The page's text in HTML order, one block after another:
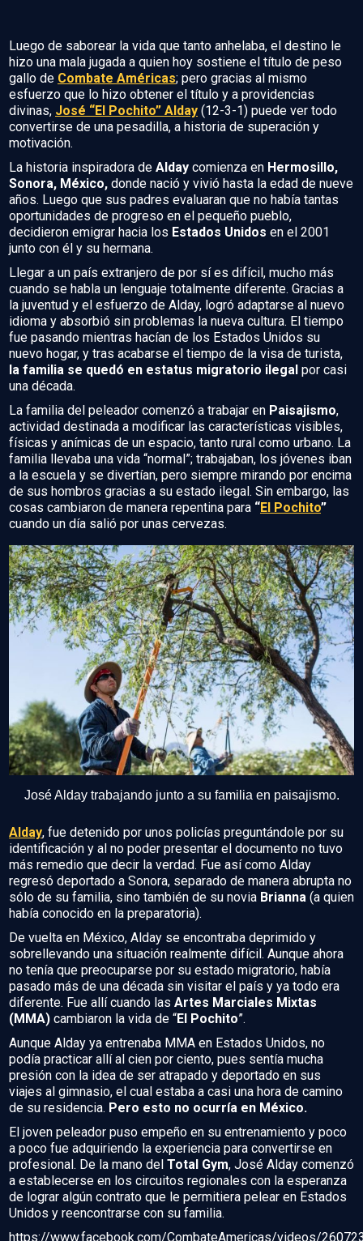
Luego de saborear la vida que tanto anhelaba, el destino le
hizo una mala jugada a quien hoy sostiene el título de peso
gallo de Combate Américas; pero gracias al mismo
esfuerzo que lo hizo obtener el título y a providencias
divinas, José “El Pochito” Alday (12-3-1) puede ver todo
convertirse de una pesadilla, a historia de superación y
motivación.
La historia inspiradora de Alday comienza en Hermosillo,
Sonora, México, donde nació y vivió hasta la edad de nueve
años. Luego que sus padres evaluaran que no había tantas
oportunidades de progreso en el pequeño pueblo,
decidieron emigrar hacia los Estados Unidos en el 2001
junto con él y su hermana.
Llegar a un país extranjero de por sí es difícil, mucho más
cuando se habla un lenguaje totalmente diferente. Gracias a
la juventud y el esfuerzo de Alday, logró adaptarse al nuevo
idioma y absorbió sin problemas la nueva cultura. El tiempo
fue pasando mientras hacían de los Estados Unidos su
nuevo hogar, y tras acabarse el tiempo de la visa de turista,
la familia se quedó en estatus migratorio ilegal por casi
una década.
La familia del peleador comenzó a trabajar en Paisajismo,
actividad destinada a modificar las características visibles,
físicas y anímicas de un espacio, tanto rural como urbano. La
familia llevaba una vida “normal”; trabajaban, los jóvenes iban
a la escuela y se divertían, pero siempre mirando por encima
de sus hombros gracias a su estado ilegal. Sin embargo, las
cosas cambiaron de manera repentina para “El Pochito”
cuando un día salió por unas cervezas.
José Alday trabajando junto a su familia en paisajismo.
Alday, fue detenido por unos policías preguntándole por su
identificación y al no poder presentar el documento no tuvo
más remedio que decir la verdad. Fue así como Alday
regresó deportado a Sonora, separado de manera abrupta no
sólo de su familia, sino también de su novia Brianna (a quien
había conocido en la preparatoria).
De vuelta en México, Alday se encontraba deprimido y
sobrellevando una situación realmente difícil. Aunque ahora
no tenía que preocuparse por su estado migratorio, había
pasado más de una década sin visitar el país y ya todo era
diferente. Fue allí cuando las Artes Marciales Mixtas
(MMA) cambiaron la vida de “El Pochito”.
Aunque Alday ya entrenaba MMA en Estados Unidos, no
podía practicar allí al cien por ciento, pues sentía mucha
presión con la idea de ser atrapado y deportado en sus
viajes al gimnasio, el cual estaba a casi una hora de camino
de su residencia. Pero esto no ocurría en México.
El joven peleador puso empeño en su entrenamiento y poco
a poco fue adquiriendo la experiencia para convertirse en
profesional. De la mano del Total Gym, José Alday comenzó
a establecerse en los circuitos regionales con la esperanza
de lograr algún contrato que le permitiera pelear en Estados
Unidos y reencontrarse con su familia.
https://www.facebook.com/CombateAmericas/videos/